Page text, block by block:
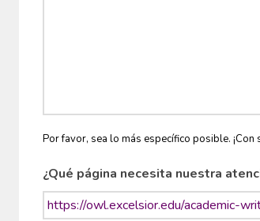
Por favor, sea lo más específico posible.
¿Qué página necesita nuestra